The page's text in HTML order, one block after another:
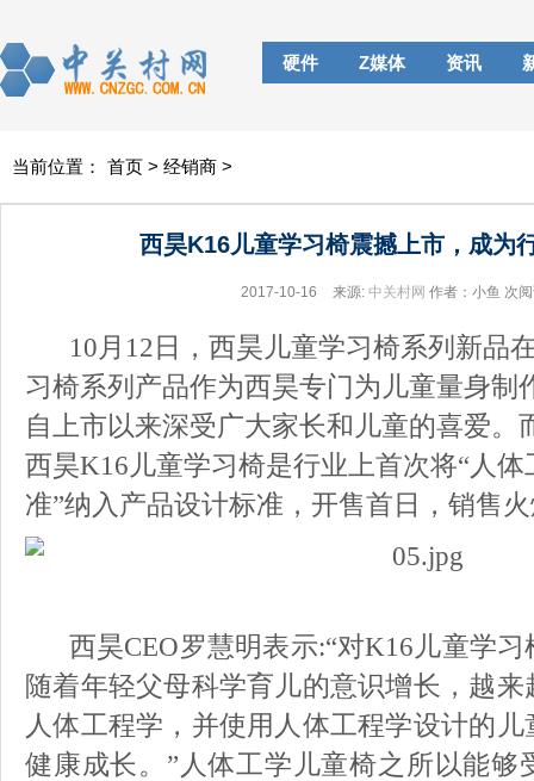
硬件 Z媒体 资讯
当前位置： 首页 > 经销商 >
西昊K16儿童学习椅震撼上市，成为
2017-10-16 来源: 中关村网 作者：小鱼 次
10月12日 ， 西昊 儿童学习椅系列 新品
习椅系列 产品作为西昊专门为儿童量身制
自上市以来深受广大家长和儿童的喜爱
西昊K16儿童学习椅是行业上首次将“人
准”纳入产品设计标准 ，开售首日，销售
西昊CEO罗慧明表示:“对K16儿童学习
随着年轻父母科学育儿的意识增长，越
人体工程学，并使用人体工程学设计的
健康成长。”人体工学儿童椅之所以能够